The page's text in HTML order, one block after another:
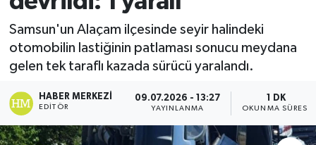
Samsun'un Alaçam ilçesinde seyir halindeki
otomobilin lastiğinin patlaması sonucu meydana
gelen tek taraflı kazada sürücü yaralandı.
HABER MERKEZI
EDITÖR
09.07.2026 - 13:27
YAYINLANMA
1 DK
OKUNMA SÜRESI
Ekonomi
Sağlık
Tokat Haber